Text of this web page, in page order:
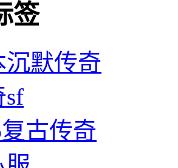
签
沉默传奇
sf
古传奇